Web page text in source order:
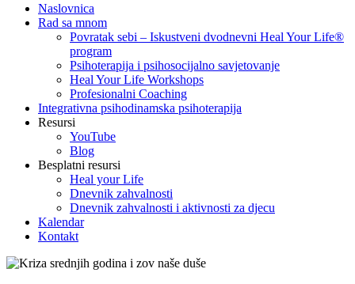
Naslovnica
Rad sa mnom
Povratak sebi – Iskustveni dvodnevni Heal Your Life®
program
Psihoterapija i psihosocijalno savjetovanje
Heal Your Life Workshops
Profesionalni Coaching
Integrativna psihodinamska psihoterapija
Resursi
YouTube
Blog
Besplatni resursi
Heal your Life
Dnevnik zahvalnosti
Dnevnik zahvalnosti i aktivnosti za djecu
Kalendar
Kontakt